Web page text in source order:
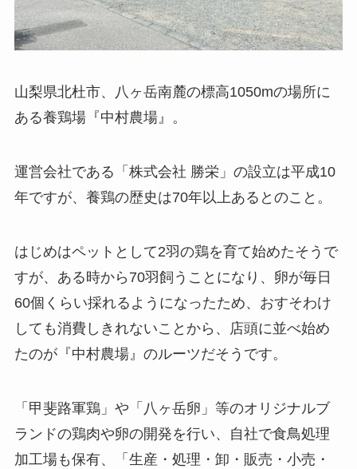
山梨県北杜市、八ヶ岳南麓の標高1050mの場所に
ある養鶏場『中村農場』。
運営会社である「株式会社 勝栄」の設立は平成10
年ですが、養鶏の歴史は70年以上あるとのこと。
はじめはペットとして2羽の鶏を育て始めたそうで
すが、ある時から70羽飼うことになり、卵が毎日
60個くらい採れるようになったため、おすそわけ
しても消費しきれないことから、店頭に並べ始め
たのが『中村農場』のルーツだそうです。
「甲斐路軍鶏」や「八ヶ岳卵」等のオリジナルブ
ランドの鶏肉や卵の開発を行い、自社で食鳥処理
加工場も保有、「生産・処理・卸・販売・小売・